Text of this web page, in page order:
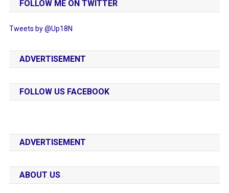
FOLLOW ME ON TWITTER
Tweets by @Up18N
ADVERTISEMENT
FOLLOW US FACEBOOK
ADVERTISEMENT
ABOUT US